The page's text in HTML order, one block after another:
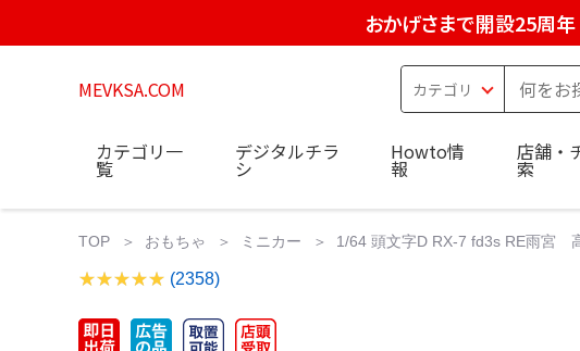
おかげさまで開設25周年
MEVKSA.COM
カテゴリ一
覧
デジタルチラ
シ
Howto情
報
店舗・
索
TOP おもちゃ ミニカー 1/64 頭文字D RX-7 fd3s RE雨宮
(2358)